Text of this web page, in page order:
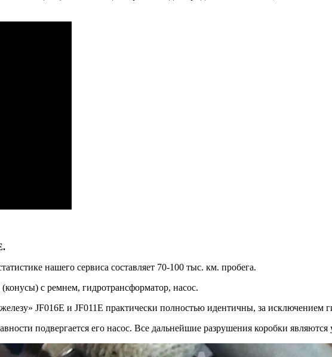
нашего сервиса составляет 70-100 тыс. км. пробега.
с ремнем, гидротрансформатор, насос.
JF016E и JF011E практически полностью идентичны, за исключением
подвергается его насос. Все дальнейшие разрушения коробки являются